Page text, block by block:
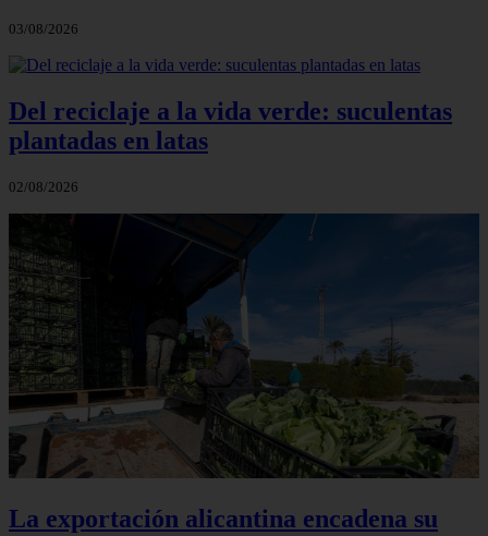
03/08/2026
Del reciclaje a la vida verde: suculentas
plantadas en latas
02/08/2026
La exportación alicantina encadena su